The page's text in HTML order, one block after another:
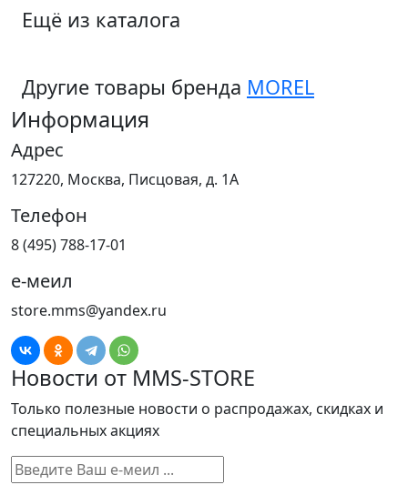
Ещё из каталога
Другие товары бренда MOREL
Информация
Адрес
127220, Москва, Писцовая, д. 1А
Телефон
8 (495) 788-17-01
е-меил
store.mms@yandex.ru
Новости от MMS-STORE
Только полезные новости о распродажах, скидках и
специальных акциях